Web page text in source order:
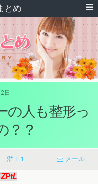
とめ
日
の人も整形っ
？？
+ 1 メール